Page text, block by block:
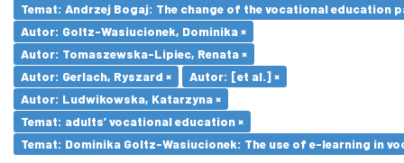
Temat: Andrzej Bogaj: The change of the vocational education
Autor: Goltz-Wasiucionek, Dominika ×
Autor: Tomaszewska-Lipiec, Renata ×
Autor: Gerlach, Ryszard ×
Autor: [et al.] ×
Autor: Ludwikowska, Katarzyna ×
Temat: adults’ vocational education ×
Temat: Dominika Goltz-Wasiucionek: The use of e-learning in